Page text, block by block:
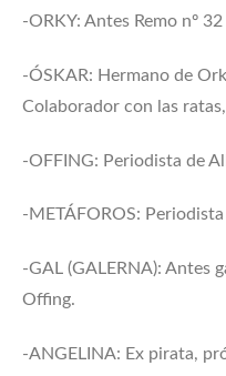
-ORKY: Antes Remo nº 32
-ÓSKAR: Hermano de
Colaborador con las
-OFFING: Periodista de
-METÁFOROS:
-GAL (GALERNA): Antes
Offing.
-ANGELINA: Ex pirata,